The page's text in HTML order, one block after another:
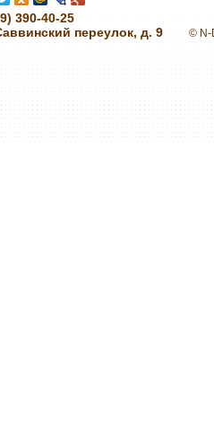
390-40-25
переулок, д. 9
© N-